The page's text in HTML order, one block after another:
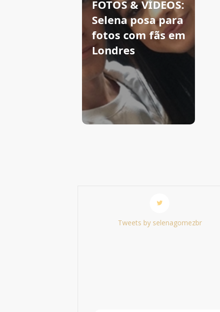
FOTOS & VÍDEOS:
Selena posa para
fotos com fãs em
Londres
Tweets by selenagomezbr